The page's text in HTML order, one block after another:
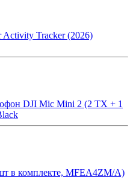
Activity Tracker (2026)
DJI Mic Mini 2 (2 TX + 1
в комплекте, MFEA4ZM/A)